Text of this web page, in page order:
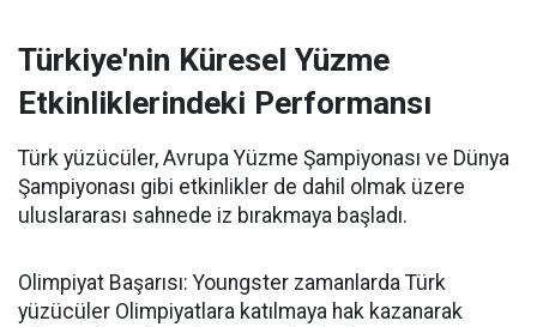
Türkiye'nin Küresel Yüzme
Etkinliklerindeki Performansı
Türk yüzücüler, Avrupa Yüzme Şampiyonası ve Dünya
Şampiyonası gibi etkinlikler de dahil olmak üzere
uluslararası sahnede iz bırakmaya başladı.
Olimpiyat Başarısı: Youngster zamanlarda Türk
yüzücüler Olimpiyatlara katılmaya hak kazanarak